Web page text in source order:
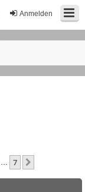
Anmelden
7